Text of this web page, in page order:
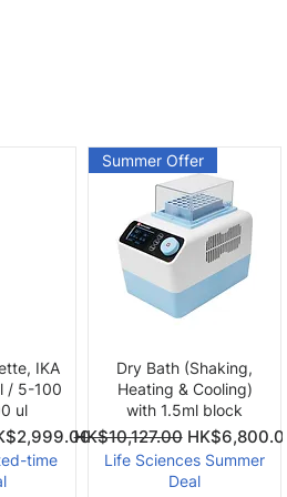
IKA
/ 5-100
ul
價格
time
快速瀏覽
Summer Offer
Dry Bath (Shaking,
Heating & Cooling)
with 1.5ml block
一般價格
HK$10,127.00 促銷價格
HK$6,800.00
Life Sciences Summer
Deal